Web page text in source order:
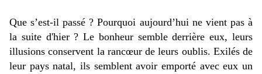
Que s’est-il passé ? Pourquoi aujourd’hui ne vient pas à
la suite d'hier ? Le bonheur semble derrière eux, leurs
illusions conservent la rancœur de leurs oublis. Exilés de
leur pays natal, ils semblent avoir emporté avec eux un